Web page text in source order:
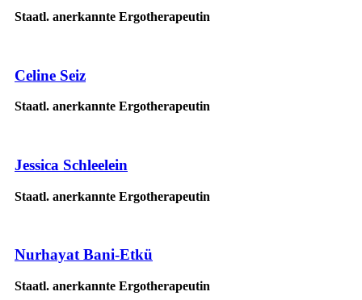
Staatl. anerkannte Ergotherapeutin
Celine Seiz
Staatl. anerkannte Ergotherapeutin
Jessica Schleelein
Staatl. anerkannte Ergotherapeutin
Nurhayat Bani-Etkü
Staatl. anerkannte Ergotherapeutin